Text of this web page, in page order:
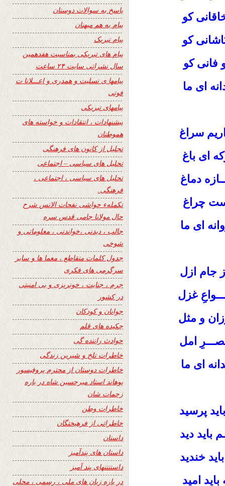
کو
کو
فانی کو
ای ما
سراغ
ای باغ
دماغ
چراغ
ای ما
جام ازل
غزل
و مثل
امل
ای ما
پرسید
باید دید
خندید
باید امید
پاسخ به سوالات دوستان
پیام به هم میهنان
پیام تبریک
پیام های تبریکی بمناسبت هفدهمین
سال نشراتی سایت ۲۴ ساعت
پیامها ی تسلیت و همدری و اعـــلانا ت
فوتی
پیامهای تبریکی
پیشنهادات ، انتقادات و خواسته های
هموطنان
تجلیل از کانون های فرهنگی
تحلیل های سیاسی – اجتماعی
تحلیل های سیاسی ، اجتماعی ،
فرهنگی.
تکملهء حواشی نفحات الانس شرح
حال مولانا جامی قدس سره
جالب ، دیدنی ،خواندنی ، معلوماتی و
شوخی
جدول کلمات متقاطع ، معما ها و سایر
سرگرمی های فکری
جرم ، جنایت ، خونریزی و بی امنیتی
در کشور
جوانان و کودکان
چکیده های قلم
حوادث راننده گی
خاطرات تلخ و شیرین زندگی
خاطرات دوستان از محترم پروفیسور
پوهاند استاد میرحسین شاه در باره
زحمات شان
خاطرات وطن
خاطراتی از فرهیختگان
داستان
داستان های پندآمیز
داستنتنهای پند آمیز
در باره زبان های ملی ، رسمی ، محلی